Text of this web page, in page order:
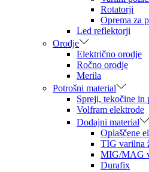
Rotatorji
Oprema za
Led reflektorji
Orodje
Električno orodje
Ročno orodje
Merila
Potrošni material
Spreji, tekočine in
Volfram elektrode
Dodajni material
Oplaščene
TIG varilna
MIG/MAG
Durafix